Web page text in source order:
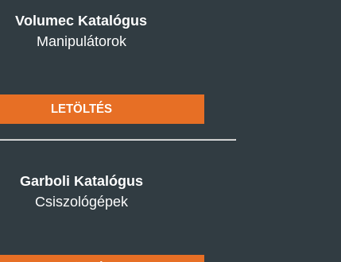
Volumec Katalógus
Manipulátorok
LETÖLTÉS
Garboli Katalógus
Csiszológépek